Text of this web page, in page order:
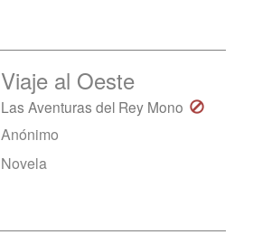
Viaje al Oeste
Las Aventuras del Rey Mono
Anónimo
Novela